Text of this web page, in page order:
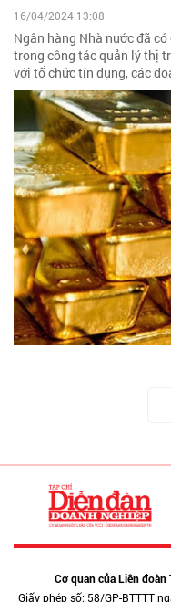
16/04/2024 13:08
Ngân hàng Nhà nước đã
trong công tác quản lý thị
với tổ chức tín dụng, các
Cơ quan của Liên
Giấy phép số: 58/GP-BTTTT